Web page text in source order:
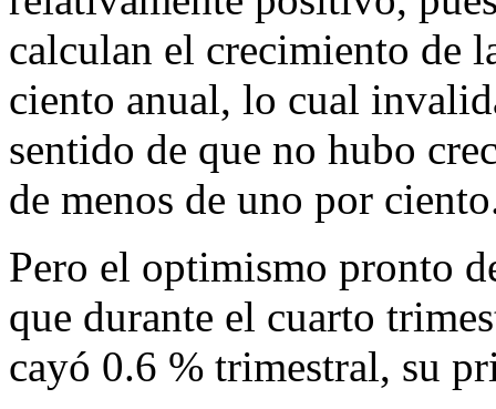
calculan el crecimiento de
ciento anual, lo cual
sentido de que no hubo
de menos de uno por
Pero el optimismo pronto
que durante el cuarto
cayó 0.6 % trimestral, su